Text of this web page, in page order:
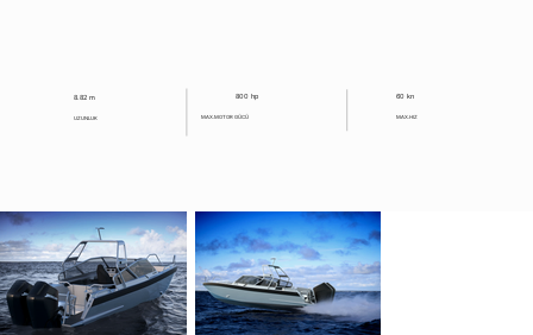
8.82 m
UZUNLUK
800 hp
MAX.MOTOR GÜCÜ
60 kn
MAX.HIZ